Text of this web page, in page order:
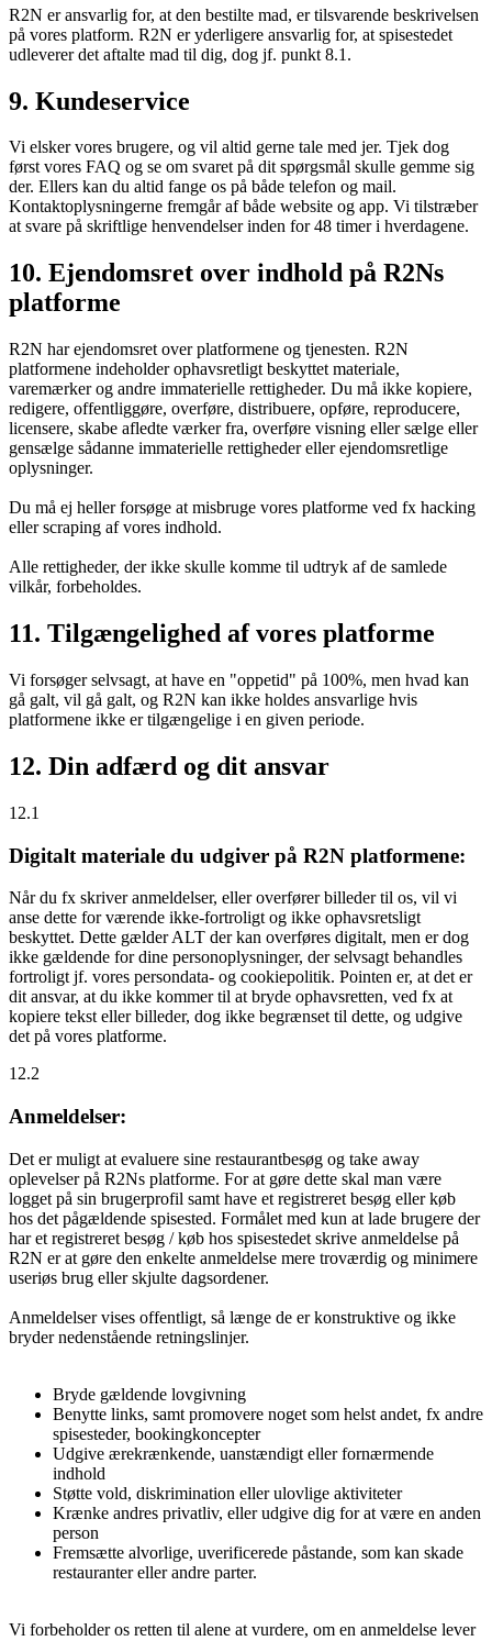
R2N er ansvarlig for, at den bestilte mad, er tilsvarende beskrivelsen
på vores platform. R2N er yderligere ansvarlig for, at spisestedet
udleverer det aftalte mad til dig, dog jf. punkt 8.1.
9. Kundeservice
Vi elsker vores brugere, og vil altid gerne tale med jer. Tjek dog
først vores FAQ og se om svaret på dit spørgsmål skulle gemme sig
der. Ellers kan du altid fange os på både telefon og mail.
Kontaktoplysningerne fremgår af både website og app. Vi tilstræber
at svare på skriftlige henvendelser inden for 48 timer i hverdagene.
10. Ejendomsret over indhold på R2Ns
platforme
R2N har ejendomsret over platformene og tjenesten. R2N
platformene indeholder ophavsretligt beskyttet materiale,
varemærker og andre immaterielle rettigheder. Du må ikke kopiere,
redigere, offentliggøre, overføre, distribuere, opføre, reproducere,
licensere, skabe afledte værker fra, overføre visning eller sælge eller
gensælge sådanne immaterielle rettigheder eller ejendomsretlige
oplysninger.
Du må ej heller forsøge at misbruge vores platforme ved fx hacking
eller scraping af vores indhold.
Alle rettigheder, der ikke skulle komme til udtryk af de samlede
vilkår, forbeholdes.
11. Tilgængelighed af vores platforme
Vi forsøger selvsagt, at have en "oppetid" på 100%, men hvad kan
gå galt, vil gå galt, og R2N kan ikke holdes ansvarlige hvis
platformene ikke er tilgængelige i en given periode.
12. Din adfærd og dit ansvar
12.1
Digitalt materiale du udgiver på R2N platformene:
Når du fx skriver anmeldelser, eller overfører billeder til os, vil vi
anse dette for værende ikke-fortroligt og ikke ophavsretsligt
beskyttet. Dette gælder ALT der kan overføres digitalt, men er dog
ikke gældende for dine personoplysninger, der selvsagt behandles
fortroligt jf. vores persondata- og cookiepolitik. Pointen er, at det er
dit ansvar, at du ikke kommer til at bryde ophavsretten, ved fx at
kopiere tekst eller billeder, dog ikke begrænset til dette, og udgive
det på vores platforme.
12.2
Anmeldelser:
Det er muligt at evaluere sine restaurantbesøg og take away
oplevelser på R2Ns platforme. For at gøre dette skal man være
logget på sin brugerprofil samt have et registreret besøg eller køb
hos det pågældende spisested. Formålet med kun at lade brugere der
har et registreret besøg / køb hos spisestedet skrive anmeldelse på
R2N er at gøre den enkelte anmeldelse mere troværdig og minimere
useriøs brug eller skjulte dagsordener.
Anmeldelser vises offentligt, så længe de er konstruktive og ikke
bryder nedenstående retningslinjer.
Bryde gældende lovgivning
Benytte links, samt promovere noget som helst andet, fx andre
spisesteder, bookingkoncepter
Udgive ærekrænkende, uanstændigt eller fornærmende
indhold
Støtte vold, diskrimination eller ulovlige aktiviteter
Krænke andres privatliv, eller udgive dig for at være en anden
person
Fremsætte alvorlige, uverificerede påstande, som kan skade
restauranter eller andre parter.
Vi forbeholder os retten til alene at vurdere, om en anmeldelse lever